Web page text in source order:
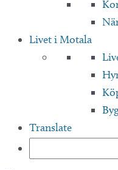
Livet i Motala
Translate